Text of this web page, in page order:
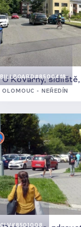
2
BILLBOARD#8500448
U Kovárny,
OLOMOUC - NEŘEDÍN
CLV#8501008